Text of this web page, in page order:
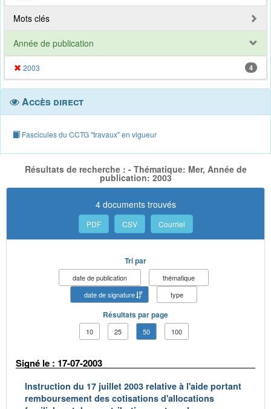
Mots clés
Année de publication
2003 4
Accès direct
Fascicules du CCTG "travaux" en vigueur
Résultats de recherche : - Thématique: Mer, Année de
publication: 2003
4 documents trouvés
PDF CSV Courriel
Tri par
date de publication
thématique
date de signature
type
Résultats par page
10 25 50 100
Signé le : 17-07-2003
Instruction du 17 juillet 2003 relative à l'aide portant
remboursement des cotisations d'allocations